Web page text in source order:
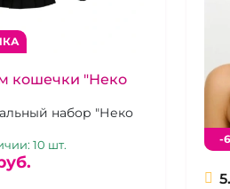
кошечки "Неко
набор "Неко
10 шт. -